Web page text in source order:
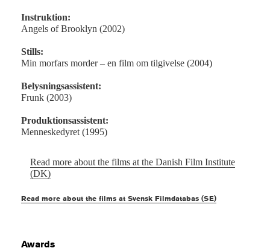
Instruktion:
Angels of Brooklyn (2002)
Stills:
Min morfars morder – en film om tilgivelse (2004)
Belysningsassistent:
Frunk (2003)
Produktionsassistent:
Menneskedyret (1995)
Read more about the films at the Danish Film Institute
(DK)
Read more about the films at Svensk Filmdatabas (SE)
Awards